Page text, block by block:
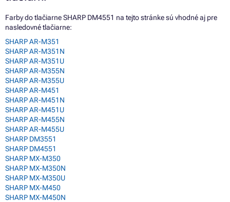
Farby do tlačiarne SHARP DM4551 na tejto stránke sú vhodné aj pre
nasledovné tlačiarne:
SHARP AR-M351
SHARP AR-M351N
SHARP AR-M351U
SHARP AR-M355N
SHARP AR-M355U
SHARP AR-M451
SHARP AR-M451N
SHARP AR-M451U
SHARP AR-M455N
SHARP AR-M455U
SHARP DM3551
SHARP DM4551
SHARP MX-M350
SHARP MX-M350N
SHARP MX-M350U
SHARP MX-M450
SHARP MX-M450N